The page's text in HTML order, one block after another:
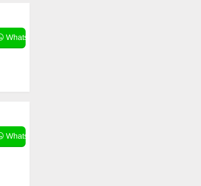
WhatsApp
WhatsApp